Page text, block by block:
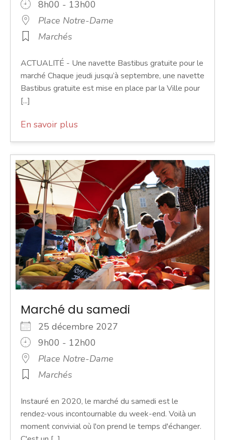
8h00 - 13h00
Place Notre-Dame
Marchés
ACTUALITÉ - Une navette Bastibus gratuite pour le
marché Chaque jeudi jusqu’à septembre, une navette
Bastibus gratuite est mise en place par la Ville pour
[...]
En savoir plus
Marché du samedi
25 décembre 2027
9h00 - 12h00
Place Notre-Dame
Marchés
Instauré en 2020, le marché du samedi est le
rendez-vous incontournable du week-end. Voilà un
moment convivial où l'on prend le temps d'échanger.